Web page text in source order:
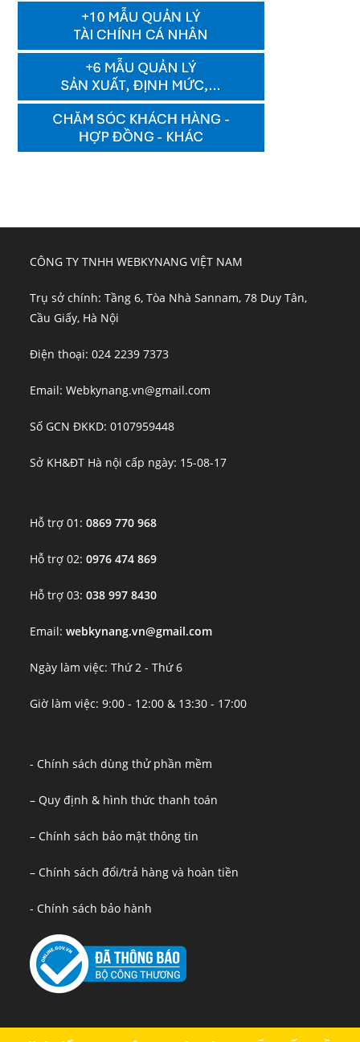
CÔNG TY TNHH WEBKYNANG VIỆT NAM
Trụ sở chính: Tầng 6, Tòa Nhà Sannam, 78 Duy Tân,
Cầu Giấy, Hà Nội
Điện thoại: 024 2239 7373
Email: Webkynang.vn@gmail.com
Số GCN ĐKKD: 0107959448
Sở KH&ĐT Hà nội cấp ngày: 15-08-17
Hỗ trợ 01:0869 770 968
Hỗ trợ 02:0976 474 869
Hỗ trợ 03:038 997 8430
Email:webkynang.vn@gmail.com
Ngày làm việc: Thứ 2 - Thứ 6
Giờ làm việc: 9:00 - 12:00 & 13:30 - 17:00
- Chính sách dùng thử phần mềm
– Quy định & hình thức thanh toán
– Chính sách bảo mật thông tin
– Chính sách đổi/trả hàng và hoàn tiền
- Chính sách bảo hành